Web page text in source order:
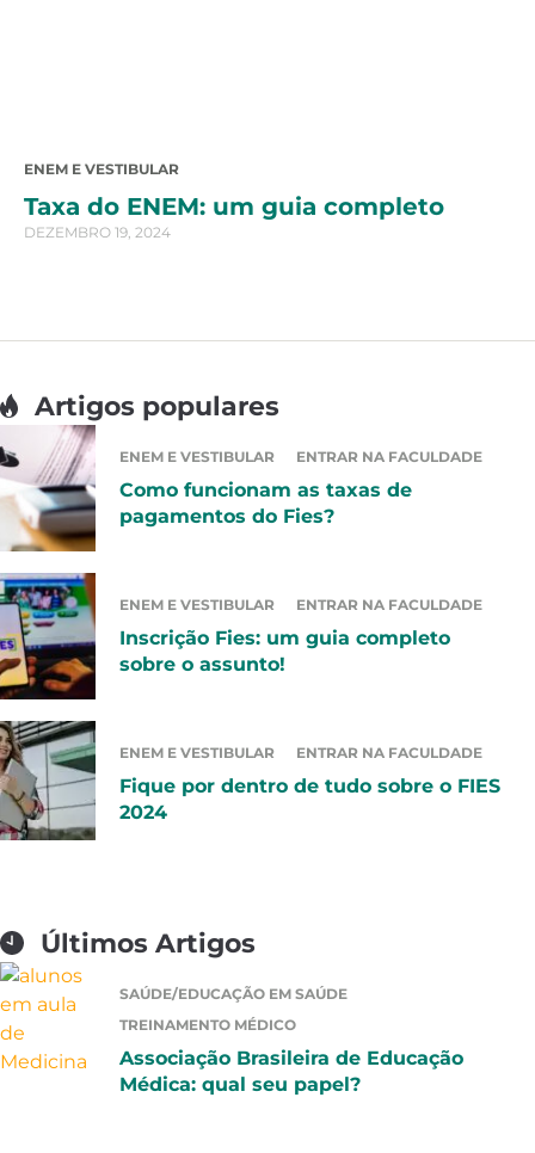
ENEM E VESTIBULAR
Taxa do ENEM: um guia completo
DEZEMBRO 19, 2024
Artigos populares
ENEM E VESTIBULAR ENTRAR NA FACULDADE
Como funcionam as taxas de
pagamentos do Fies?
ENEM E VESTIBULAR ENTRAR NA FACULDADE
Inscrição Fies: um guia completo
sobre o assunto!
ENEM E VESTIBULAR ENTRAR NA FACULDADE
Fique por dentro de tudo sobre o FIES
2024
Últimos Artigos
SAÚDE/EDUCAÇÃO EM SAÚDE
TREINAMENTO MÉDICO
Associação Brasileira de Educação
Médica: qual seu papel?